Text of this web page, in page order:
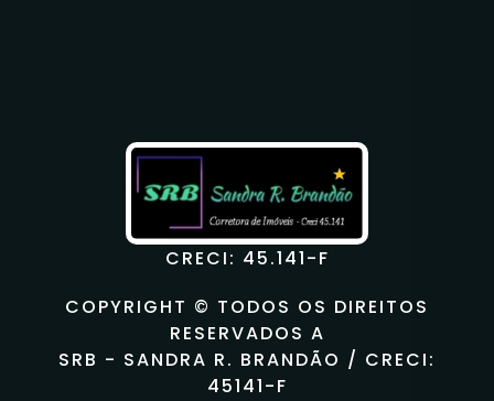
CRECI: 45.141-F
COPYRIGHT © TODOS OS DIREITOS
RESERVADOS A
SRB - SANDRA R. BRANDÃO / CRECI:
45141-F